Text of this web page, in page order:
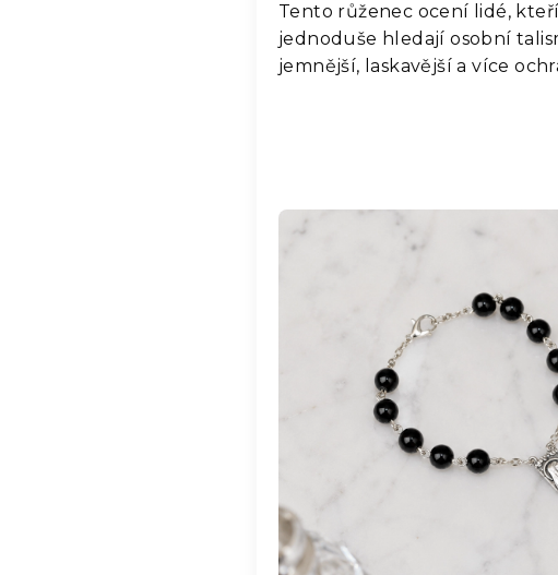
Tento růženec ocení lidé,
jednoduše hledají osobní
jemnější, laskavější a více